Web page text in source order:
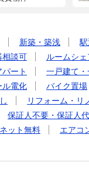
新築・築浅
相談可 ルームシェ
パート 一戸建て・
ル電化 バイク置場
リフォーム・リ
保証人不要・保証人
ット無料 エアコ